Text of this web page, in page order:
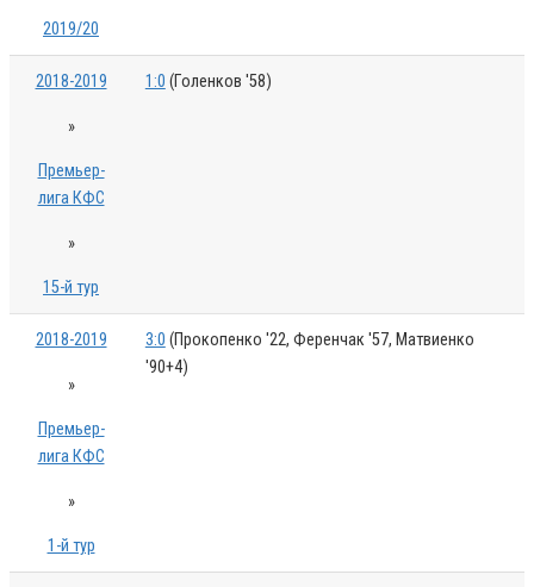
2019/20
2018-2019
»
Премьер-
лига КФС
»
15-й тур
1:0 (Голенков '58)
2018-2019
»
Премьер-
лига КФС
»
1-й тур
3:0 (Прокопенко '22, Ференчак '57, Матвиенко
'90+4)